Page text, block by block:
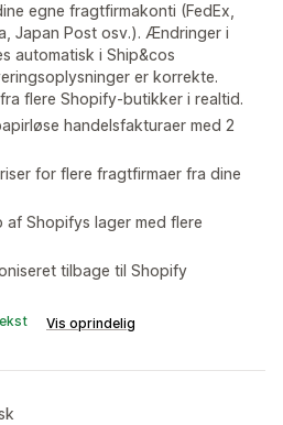
egne fragtfirmakonti (FedEx,
Japan Post osv.). Ændringer i
automatisk i Ship&cos
er korrekte.
flere Shopify-butikker i realtid.
handelsfakturaer med 2
for flere fragtfirmaer fra dine
Shopifys lager med flere
tilbage til Shopify
Vis oprindelig